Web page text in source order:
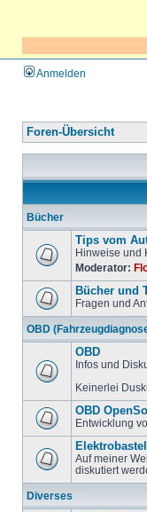
Anmelden
Foren-Übersicht
Bücher
Tips vom
Hinweise und
Moderator:
Bücher und
Fragen und
OBD
OBD
Infos und
Keinerlei
OBD
Entwicklung
Auf meiner
diskutiert
Diverses